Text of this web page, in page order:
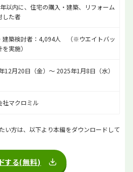
以内に、住宅の購入・建築、リフォーム
した者
建築検討者：4,094人 （※ウエイトバッ
実施）
12月20日（金）～ 2025年1月8日（水）
社マクロミル
い方は、以下より本編をダウンロードして
する(無料)